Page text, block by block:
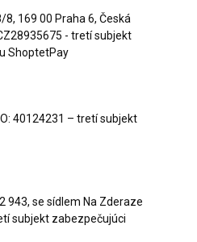
169 00 Praha 6, Česká
- tretí subjekt
ShoptetPay
40124231 – tretí subjekt
943, se sídlem Na Zderaze
subjekt zabezpečujúci